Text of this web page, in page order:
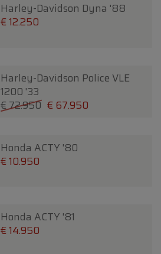
Harley-Davidson Dyna '88
€ 12.250
Harley-Davidson Police VLE
1200 '33
€ 72.950 € 67.950
Honda ACTY '80
€ 10.950
Honda ACTY '81
€ 14.950